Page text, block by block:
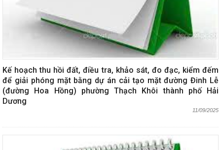
Kế hoạch thu hồi đất, điều tra, khảo sát, đo đạc, kiểm đếm
để giải phóng mặt bằng dự án cải tạo mặt đường Đinh Lễ
(đường Hoa Hồng) phường Thạch Khôi thành phố Hải
Dương
11/09/2025